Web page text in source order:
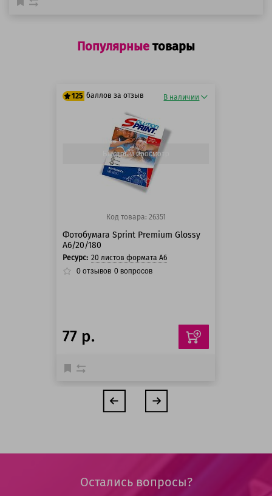
Популярные товары
125 баллов за отзыв
125 баллов
125 баллов
В наличии
Быстрый просмотр
Код товара: 26351
Фотобумага Sprint Premium Glossy
A6/20/180
Ресурс: 20 листов формата А6
0 отзывов 0 вопросов
77 р.
Остались вопросы?